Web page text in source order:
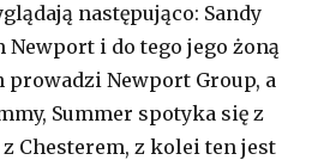
następująco: Sandy
i do tego jego żoną
prowadzi Newport Group, a
Summer spotyka się z
z Chesterem, z kolei ten jest